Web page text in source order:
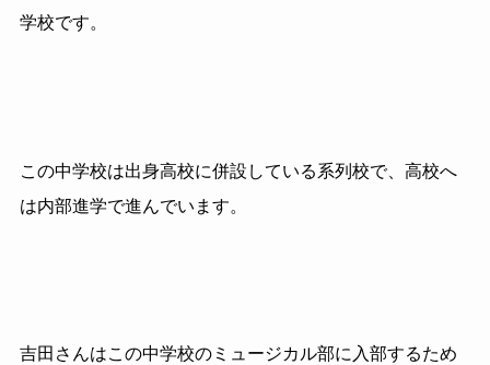
学校です。
この中学校は出身高校に併設している系列校で、高校へ
は内部進学で進んでいます。
吉田さんはこの中学校のミュージカル部に入部するため